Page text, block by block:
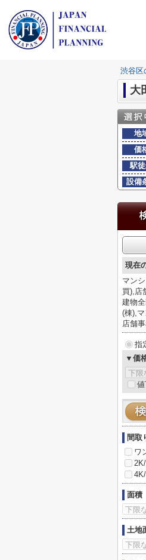
渋谷区
大
地
価
駅
設備
現在
マン
買),店
建物
(棟),
店舗
指
▼価
間取
ワ
面積
土地